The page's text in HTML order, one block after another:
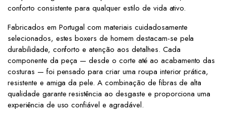
conforto consistente para qualquer estilo de vida ativo.
Fabricados em Portugal com materiais cuidadosamente
selecionados, estes boxers de homem destacam-se pela
durabilidade, conforto e atenção aos detalhes. Cada
componente da peça — desde o corte até ao acabamento das
costuras — foi pensado para criar uma roupa interior prática,
resistente e amiga da pele. A combinação de fibras de alta
qualidade garante resistência ao desgaste e proporciona uma
experiência de uso confiável e agradável.